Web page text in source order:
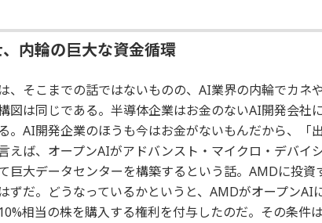
内輪の巨大な資金循環
、そこまでの話ではないものの、AI業界の内輪でカネ
図は同じである。半導体企業はお金のないAI開発会社
。AI開発企業のほうも今はお金がないもんだから、「
えば、オープンAIがアドバンスト・マイクロ・デバイ
巨大データセンターを構築するという話。AMDに投資
ずだ。どうなっているかというと、AMDがオープンAI
相当の株を購入する権利を付与したのだ。その条件